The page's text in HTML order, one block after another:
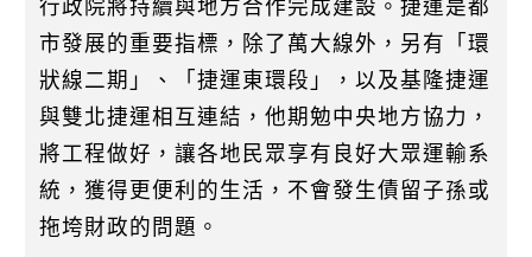
行政院將持續與地方合作完成建設。捷運是都
市發展的重要指標，除了萬大線外，另有「環
狀線二期」、「捷運東環段」，以及基隆捷運
與雙北捷運相互連結，他期勉中央地方協力，
將工程做好，讓各地民眾享有良好大眾運輸系
統，獲得更便利的生活，不會發生債留子孫或
拖垮財政的問題。